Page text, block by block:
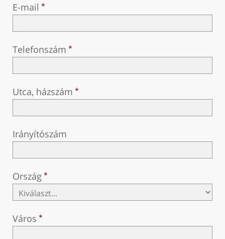
E-mail
Telefonszám
Utca, házszám
Irányítószám
Ország
Város